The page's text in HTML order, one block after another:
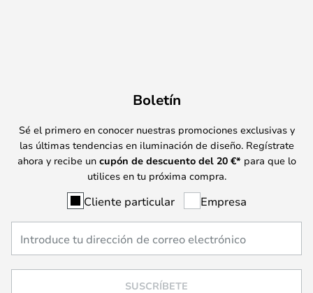
Boletín
Sé el primero en conocer nuestras promociones exclusivas y
las últimas tendencias en iluminación de diseño. Regístrate
ahora y recibe un cupón de descuento del 20 €* para que lo
utilices en tu próxima compra.
Cliente particular Empresa
SUSCRÍBETE